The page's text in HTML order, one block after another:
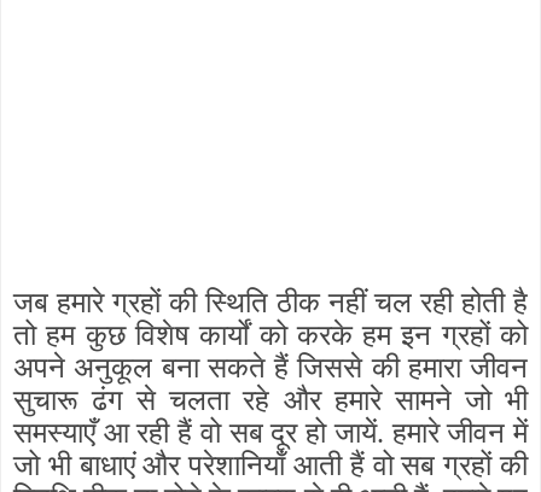
जब हमारे ग्रहों की स्थिति ठीक नहीं चल रही होती है
तो हम कुछ विशेष कार्यों को करके हम इन ग्रहों को
अपने अनुकूल बना सकते हैं जिससे की हमारा जीवन
सुचारू ढंग से चलता रहे और हमारे सामने जो भी
समस्याएँ आ रही हैं वो सब दूर हो जायें. हमारे जीवन में
जो भी बाधाएं और परेशानियाँ आती हैं वो सब ग्रहों की